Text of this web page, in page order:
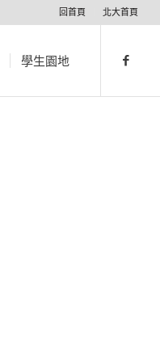
回首頁 北大首頁
學生園地